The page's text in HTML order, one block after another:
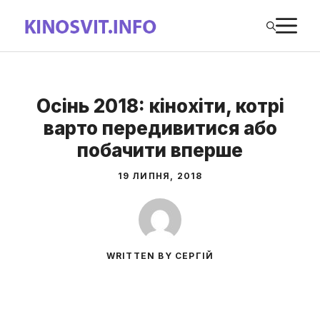
вмісту
Осінь 2018: кінохіти, котрі
варто передивитися або
побачити вперше
19 ЛИПНЯ, 2018
WRITTEN BY СЕРГІЙ